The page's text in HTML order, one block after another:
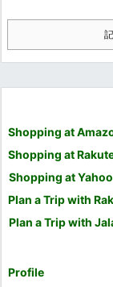
Shopping at
Shopping at
Shopping at
Plan a Trip with
Plan a Trip with
Profile